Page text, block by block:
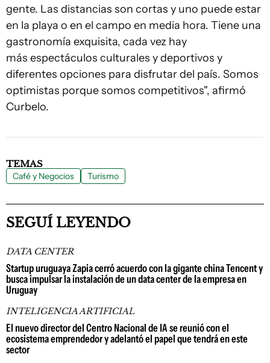
gente. Las distancias son cortas y uno puede estar
en la playa o en el campo en media hora. Tiene una
gastronomía exquisita, cada vez hay
más espectáculos culturales y deportivos y
diferentes opciones para disfrutar del país. Somos
optimistas porque somos competitivos", afirmó
Curbelo.
TEMAS
Café y Negocios Turismo
SEGUÍ LEYENDO
DATA CENTER
Startup uruguaya Zapia cerró acuerdo con la gigante china Tencent y
busca impulsar la instalación de un data center de la empresa en
Uruguay
INTELIGENCIA ARTIFICIAL
El nuevo director del Centro Nacional de IA se reunió con el
ecosistema emprendedor y adelantó el papel que tendrá en este
sector